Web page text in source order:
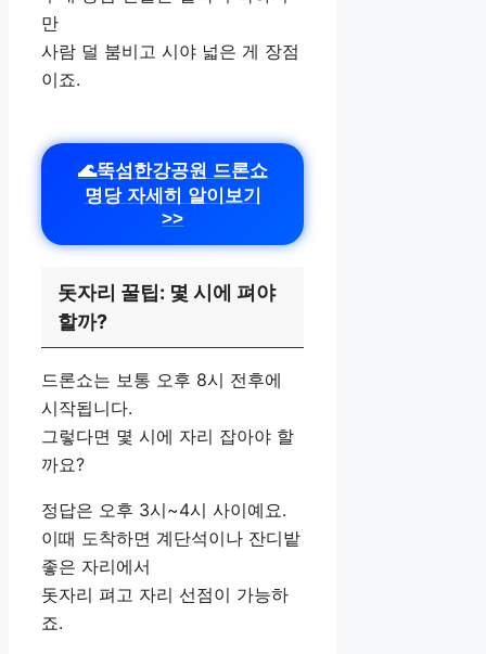
만
사람 덜 붐비고 시야 넓은 게 장점
이죠.
🌊뚝섬한강공원 드론쇼
명당 자세히 알이보기
>>
돗자리 꿀팁: 몇 시에 펴야
할까?
드론쇼는 보통 오후 8시 전후에
시작됩니다.
그렇다면 몇 시에 자리 잡아야 할
까요?
정답은 오후 3시~4시 사이예요.
이때 도착하면 계단석이나 잔디밭
좋은 자리에서
돗자리 펴고 자리 선점이 가능하
죠.